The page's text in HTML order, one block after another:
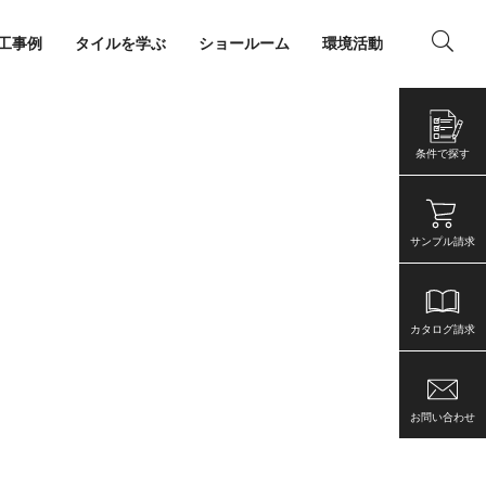
事例 タイルを学ぶ ショールーム 環境活動
条件で探す
サンプル請求
カタログ請求
お問い合わせ